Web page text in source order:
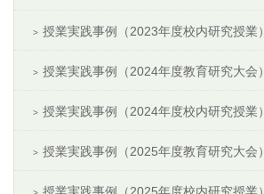
授業実践事例（2023年度校内研究授業）
授業実践事例（2024年度教育研究大会）
授業実践事例（2024年度校内研究授業）
授業実践事例（2025年度教育研究大会）